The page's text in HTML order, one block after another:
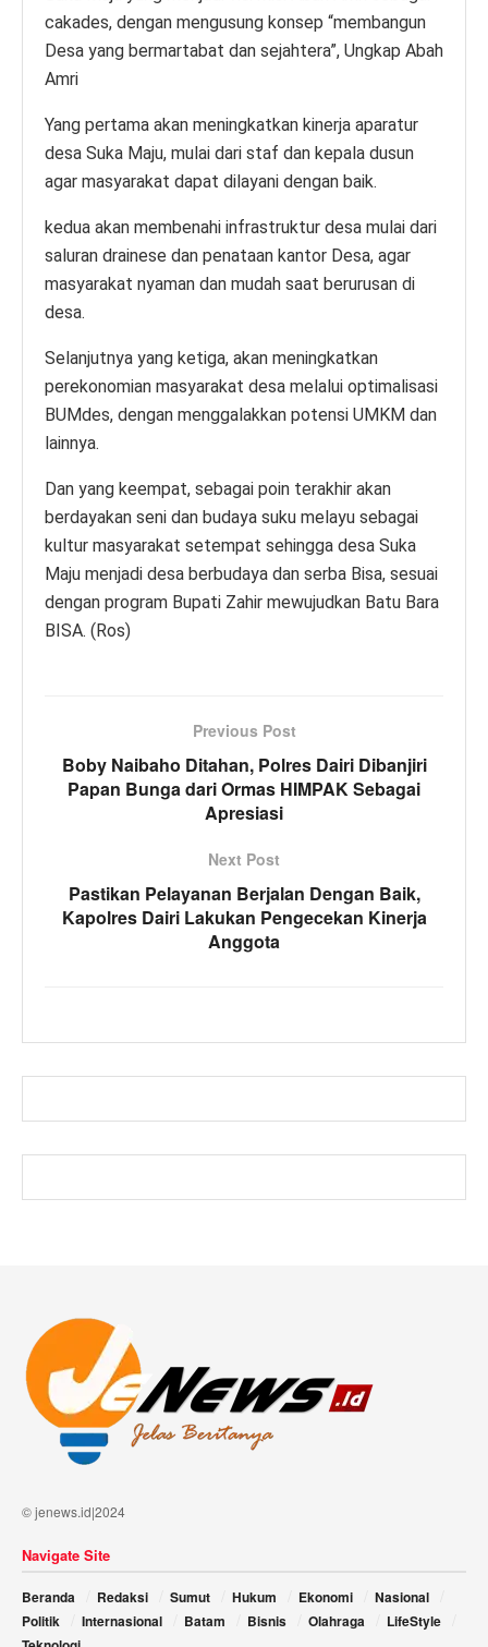
cakades, dengan mengusung konsep “membangun
Desa yang bermartabat dan sejahtera”, Ungkap Abah
Amri
Yang pertama akan meningkatkan kinerja aparatur
desa Suka Maju, mulai dari staf dan kepala dusun
agar masyarakat dapat dilayani dengan baik.
kedua akan membenahi infrastruktur desa mulai dari
saluran drainese dan penataan kantor Desa, agar
masyarakat nyaman dan mudah saat berurusan di
desa.
Selanjutnya yang ketiga, akan meningkatkan
perekonomian masyarakat desa melalui optimalisasi
BUMdes, dengan menggalakkan potensi UMKM dan
lainnya.
Dan yang keempat, sebagai poin terakhir akan
berdayakan seni dan budaya suku melayu sebagai
kultur masyarakat setempat sehingga desa Suka
Maju menjadi desa berbudaya dan serba Bisa, sesuai
dengan program Bupati Zahir mewujudkan Batu Bara
BISA. (Ros)
Previous Post
Boby Naibaho Ditahan, Polres Dairi Dibanjiri
Papan Bunga dari Ormas HIMPAK Sebagai
Apresiasi
Next Post
Pastikan Pelayanan Berjalan Dengan Baik,
Kapolres Dairi Lakukan Pengecekan Kinerja
Anggota
© jenews.id|2024
Navigate Site
Beranda Redaksi Sumut Hukum Ekonomi
Nasional
Politik
Internasional Batam Bisnis Olahraga
LifeStyle